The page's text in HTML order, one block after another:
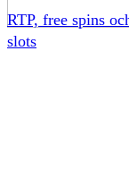
RTP, free spins
slots